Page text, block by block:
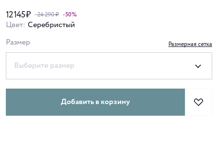
12 145 ₽ - 24 290 ₽ -50%
Цвет: Серебристый
Размер
Размерная сетка
Выберите размер
Добавить в корзину